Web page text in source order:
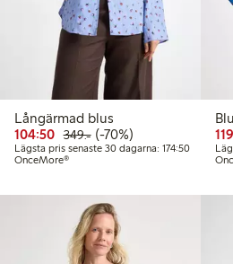
Långärmad blus
104:50 Rabatterat pris: 104,50 kr
349:-Ordinarie pris: 349,00
70% rabatt
(-70%)
Lägsta pris senaste 30 dagarna: 174:50Lägsta
OnceMore®